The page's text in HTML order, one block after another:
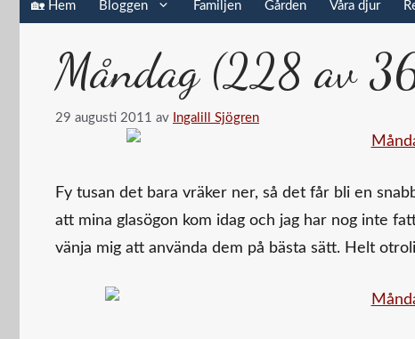
🏡 Hem Bloggen Familjen Gården Våra djur
Måndag (228 av
29 augusti 2011 av Ingalill Sjögren
Fy tusan det bara vräker ner, så det får bli en
att mina glasögon kom idag och jag har nog inte
vänja mig att använda dem på bästa sätt. Helt